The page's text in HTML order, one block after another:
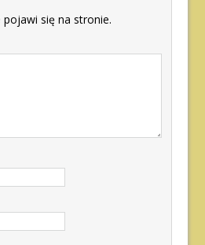
się na stronie.